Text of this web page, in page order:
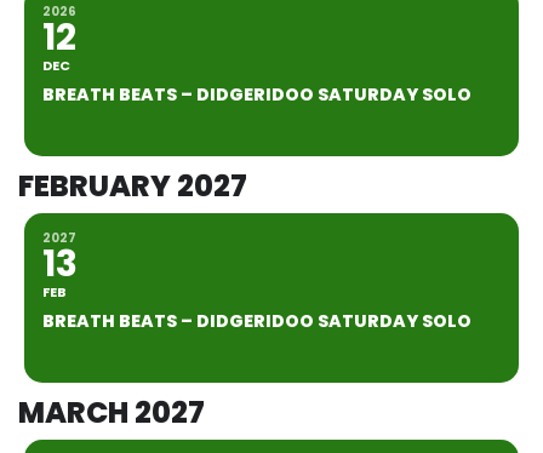
2026
12
DEC
BREATH BEATS – DIDGERIDOO SATURDAY SOLO
FEBRUARY 2027
2027
13
FEB
BREATH BEATS – DIDGERIDOO SATURDAY SOLO
MARCH 2027